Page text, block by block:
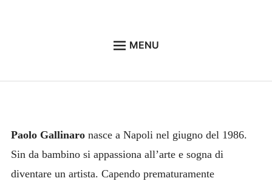
Paolo Gallinaro
MENU
Paolo Gallinaronasce a Napoli nel giugno del 1986.
Sin da bambino si appassiona all’arte e sogna di
diventare un artista. Capendo prematuramente